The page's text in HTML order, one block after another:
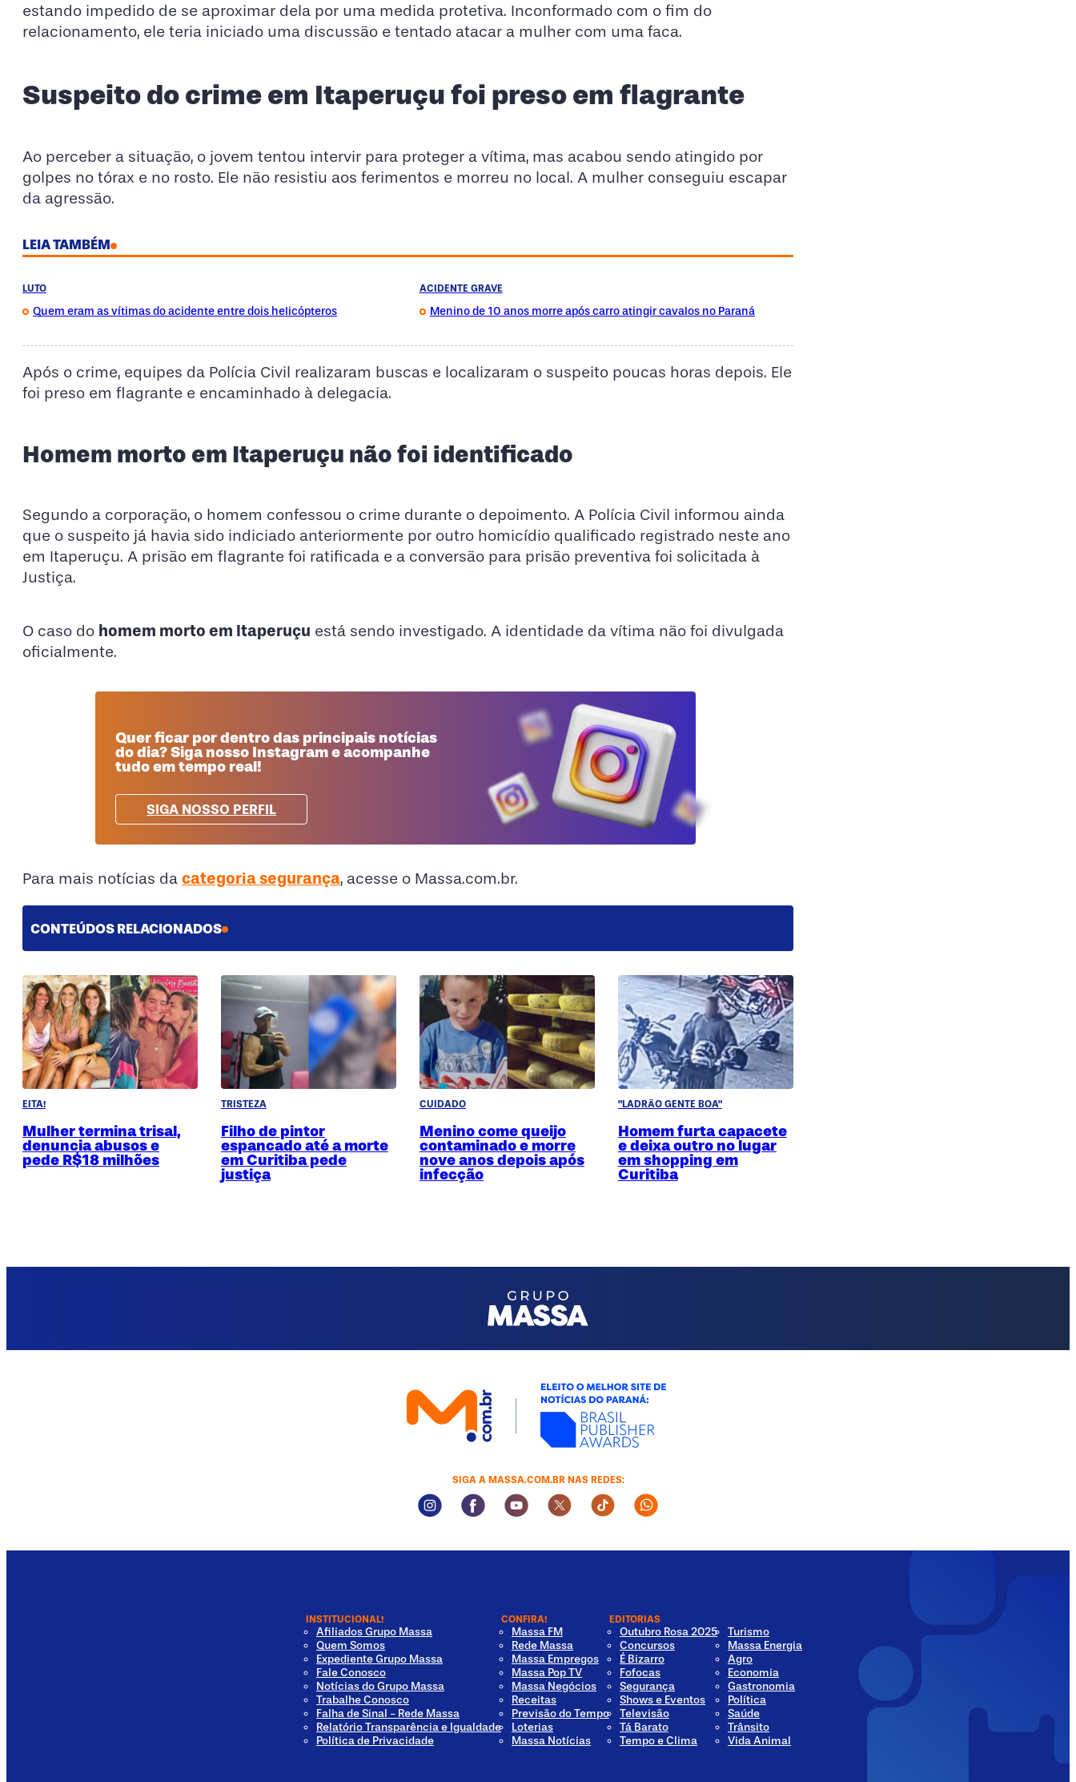
estando impedido de se aproximar dela por uma medida protetiva. Inconformado com o fim do
relacionamento, ele teria iniciado uma discussão e tentado atacar a mulher com uma faca.
Suspeito do crime em Itaperuçu foi preso em flagrante
Ao perceber a situação, o jovem tentou intervir para proteger a vítima, mas acabou sendo atingido por
golpes no tórax e no rosto. Ele não resistiu aos ferimentos e morreu no local. A mulher conseguiu escapar
da agressão.
LEIA TAMBÉM
LUTO
Quem eram as vítimas do acidente entre dois helicópteros
ACIDENTE GRAVE
Menino de 10 anos morre após carro atingir cavalos no Paraná
Após o crime, equipes da Polícia Civil realizaram buscas e localizaram o suspeito poucas horas depois. Ele
foi preso em flagrante e encaminhado à delegacia.
Homem morto em Itaperuçu não foi identificado
Segundo a corporação, o homem confessou o crime durante o depoimento. A Polícia Civil informou ainda
que o suspeito já havia sido indiciado anteriormente por outro homicídio qualificado registrado neste ano
em Itaperuçu. A prisão em flagrante foi ratificada e a conversão para prisão preventiva foi solicitada à
Justiça.
O caso do homem morto em Itaperuçu está sendo investigado. A identidade da vítima não foi divulgada
oficialmente.
Quer ficar por dentro das principais notícias
do dia? Siga nosso Instagram e acompanhe
tudo em tempo real!
SIGA NOSSO PERFIL
Para mais notícias da categoria segurança, acesse o Massa.com.br.
CONTEÚDOS RELACIONADOS
EITA!
Mulher termina trisal,
denuncia abusos e
pede R$18 milhões
TRISTEZA
Filho de pintor
espancado até a morte
em Curitiba pede
justiça
CUIDADO
Menino come queijo
contaminado e morre
nove anos depois após
infecção
"LADRÃO GENTE BOA"
Homem furta capacete
e deixa outro no lugar
em shopping em
Curitiba
SIGA A MASSA.COM.BR NAS REDES:
Instagram Social Media
Facebook Social Media
Youtube Social Media
Twitter Social Media
Tiktok Social Media
Whatsapp Social Media
INSTITUCIONAL!
Afiliados Grupo Massa
Quem Somos
Expediente Grupo Massa
Fale Conosco
Notícias do Grupo Massa
Trabalhe Conosco
Falha de Sinal - Rede Massa
Relatório Transparência e Igualdade
Política de Privacidade
CONFIRA!
Massa FM
Rede Massa
Massa Empregos
Massa Pop TV
Massa Negócios
Receitas
Previsão do Tempo
Loterias
Massa Notícias
EDITORIAS
Outubro Rosa 2025
Concursos
É Bizarro
Fofocas
Segurança
Shows e Eventos
Televisão
Tá Barato
Tempo e Clima
Turismo
Massa Energia
Agro
Economia
Gastronomia
Política
Saúde
Trânsito
Vida Animal